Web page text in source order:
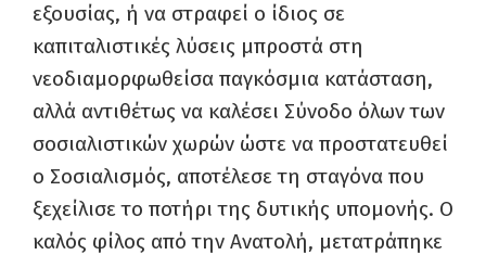
εξουσίας, ή να στραφεί ο ίδιος σε
καπιταλιστικές λύσεις μπροστά στη
νεοδιαμορφωθείσα παγκόσμια κατάσταση,
αλλά αντιθέτως να καλέσει Σύνοδο όλων των
σοσιαλιστικών χωρών ώστε να προστατευθεί
ο Σοσιαλισμός, αποτέλεσε τη σταγόνα που
ξεχείλισε το ποτήρι της δυτικής υπομονής. Ο
καλός φίλος από την Ανατολή, μετατράπηκε